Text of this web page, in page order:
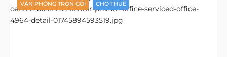
VĂN PHÒNG TRỌN GÓI CHO THUÊ